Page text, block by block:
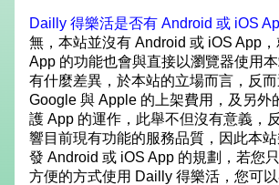
Dailly 得樂活是否有 Android 或 iOS
無，本站並沒有 Android 或 iOS App
App 的功能也會與直接以瀏覽器使用
有什麼差異，於本站的立場而言，反
Google 與 Apple 的上架費用，及另外
護 App 的運作，此舉不但沒有意義，
響目前現有功能的服務品質，因此本
發 Android 或 iOS App 的規劃，若您
方便的方式使用 Dailly 得樂活，您可